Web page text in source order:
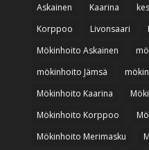
Askainen Kaarina
Korppoo
Livonsaari
Mökinhoito Askainen
mökinhoito Jämsä
Mökinhoito Kaarina
Mökinhoito Korppoo
Mökinhoito Merimasku